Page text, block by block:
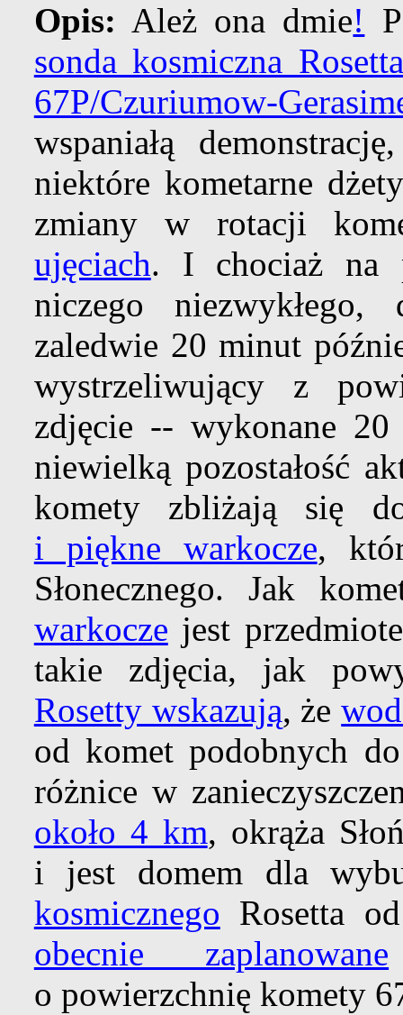
Opis: Ależ ona dmie!
sonda kosmiczna Rosetta
67P/Czuriumow-
wspaniałą
niektóre kometarne
zmiany w rotacji
ujęciach. I chociaż na
niczego
zaledwie 20 minut
wystrzeliwujący z
zdjęcie -- wykonane
niewielką pozostałość
komety zbliżają się
i piękne warkocze,
Słonecznego. Jak
warkocze jest
takie zdjęcia, jak
Rosetty wskazują, że
od komet podobnych
różnice w
około 4 km, okrąża
i jest domem dla
kosmicznego Rosetta
obecnie zaplanowane
o powierzchnię komety